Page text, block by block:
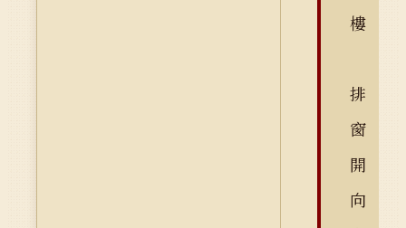
樓
排
窗
開
向